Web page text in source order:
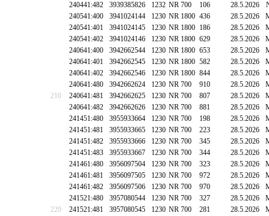
240441:482
3939385826 1232 NR 700 106 28.5.2026
240541:400
3941024144 1230 NR 1800 436 28.5.2026
240541:401
3941024145 1230 NR 1800 186 28.5.2026
240541:402
3941024146 1230 NR 1800 629 28.5.2026
240641:400
3942662544 1230 NR 1800 653 28.5.2026
240641:401
3942662545 1230 NR 1800 582 28.5.2026
240641:402
3942662546 1230 NR 1800 844 28.5.2026
240641:480
3942662624 1230 NR 700 910 28.5.2026
210
240641:481 3942662625 1230 NR 700 807 28.5.2026
240641:482
3942662626 1230 NR 700 881 28.5.2026
241451:480
3955933664 1230 NR 700 198 28.5.2026
241451:481
3955933665 1230 NR 700 223 28.5.2026
241451:482
3955933666 1230 NR 700 345 28.5.2026
241451:483
3955933667 1230 NR 700 344 28.5.2026
241461:480
3956097504 1230 NR 700 323 28.5.2026
241461:481
3956097505 1230 NR 700 972 28.5.2026
241461:482
3956097506 1230 NR 700 970 28.5.2026
241521:480
3957080544 1230 NR 700 327 28.5.2026
220
241521:481 3957080545 1230 NR 700 281 28.5.2026